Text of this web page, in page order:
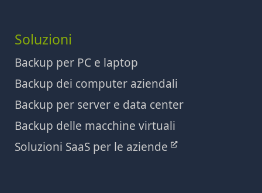
Soluzioni
Backup per PC e laptop
Backup dei computer aziendali
Backup per server e data center
Backup delle macchine virtuali
Soluzioni SaaS per le aziende